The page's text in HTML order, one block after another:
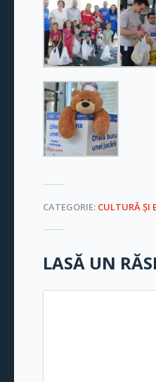
CATEGORIE: CULTURĂ ŞI
LASĂ UN